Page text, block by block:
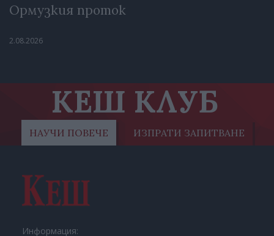
Ормузкия проток
2.08.2026
КЕШ КЛУБ
НАУЧИ ПОВЕЧЕ ИЗПРАТИ ЗАПИТВАНЕ
Информация: